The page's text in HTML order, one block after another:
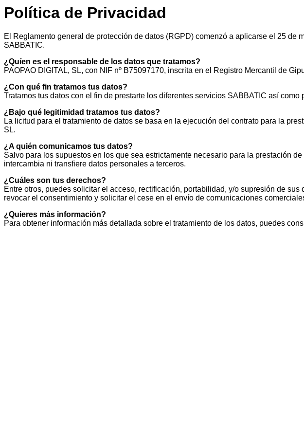
Política de Privacidad
El Reglamento general de protección de datos (RGPD) comenzó a aplicarse el 25
SABBATIC.
¿Quíen es el responsable de los datos que tratamos?
PAOPAO DIGITAL, SL, con NIF nº B75097170, inscrita en el Registro Mercantil de
¿Con qué fin tratamos tus datos?
Tratamos tus datos con el fin de prestarte los diferentes servicios SABBATIC así
¿Bajo qué legitimidad tratamos tus datos?
La licitud para el tratamiento de datos se basa en la ejecución del contrato para la
SL.
¿A quién comunicamos tus datos?
Salvo para los supuestos en los que sea estrictamente necesario para la prestación
intercambia ni transfiere datos personales a terceros.
¿Cuáles son tus derechos?
Entre otros, puedes solicitar el acceso, rectificación, portabilidad, y/o supresión de
revocar el consentimiento y solicitar el cese en el envío de comunicaciones
¿Quieres más información?
Para obtener información más detallada sobre el tratamiento de los datos, puedes